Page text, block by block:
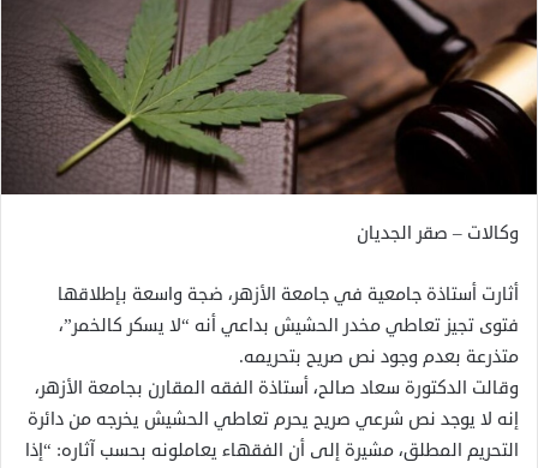
وكالات – صقر الجديان
أثارت أستاذة جامعية في جامعة الأزهر، ضجة واسعة بإطلاقها
فتوى تجيز تعاطي مخدر الحشيش بداعي أنه “لا يسكر كالخمر”،
متذرعة بعدم وجود نص صريح بتحريمه.
وقالت الدكتورة سعاد صالح، أستاذة الفقه المقارن بجامعة الأزهر،
إنه لا يوجد نص شرعي صريح يحرم تعاطي الحشيش يخرجه من دائرة
التحريم المطلق، مشيرة إلى أن الفقهاء يعاملونه بحسب آثاره: “إذا